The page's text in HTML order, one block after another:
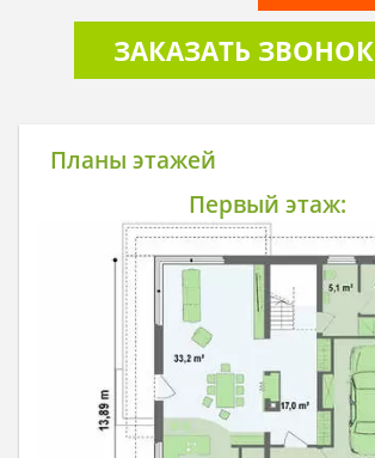
ЗАКАЗАТЬ ЗВОНОК
Планы этажей
Первый этаж: